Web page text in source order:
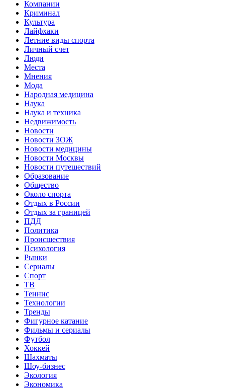
Компании
Криминал
Культура
Лайфхаки
Летние виды спорта
Личный счет
Люди
Места
Мнения
Мода
Народная медицина
Наука
Наука и техника
Недвижимость
Новости
Новости ЗОЖ
Новости медицины
Новости Москвы
Новости путешествий
Образование
Общество
Около спорта
Отдых в России
Отдых за границей
ПДД
Политика
Происшествия
Психология
Рынки
Сериалы
Спорт
ТВ
Теннис
Технологии
Тренды
Фигурное катание
Фильмы и сериалы
Футбол
Хоккей
Шахматы
Шоу-бизнес
Экология
Экономика